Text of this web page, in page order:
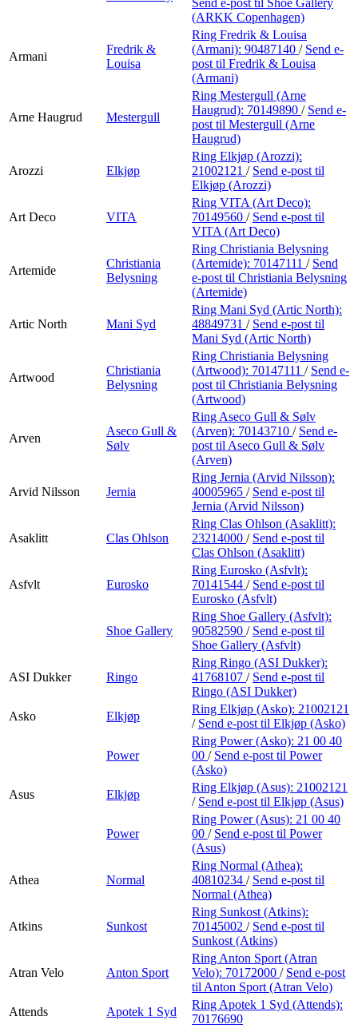
(ARKK Copenhagen)
Armani
Fredrik &
Louisa
Ring Fredrik & Louisa
(Armani): 90487140 / Send e-
post til Fredrik & Louisa
(Armani)
Arne Haugrud Mestergull
Ring Mestergull (Arne
Haugrud): 70149890 / Send e-
post til Mestergull (Arne
Haugrud)
Arozzi Elkjøp
Ring Elkjøp (Arozzi):
21002121 / Send e-post til
Elkjøp (Arozzi)
Art Deco VITA
Ring VITA (Art Deco):
70149560 / Send e-post til
VITA (Art Deco)
Artemide
Christiania
Belysning
Ring Christiania Belysning
(Artemide): 70147111 / Send
e-post til Christiania Belysning
(Artemide)
Artic North Mani Syd
Ring Mani Syd (Artic North):
48849731 / Send e-post til
Mani Syd (Artic North)
Artwood
Christiania
Belysning
Ring Christiania Belysning
(Artwood): 70147111 / Send e-
post til Christiania Belysning
(Artwood)
Arven
Aseco Gull &
Sølv
Ring Aseco Gull & Sølv
(Arven): 70143710 / Send e-
post til Aseco Gull & Sølv
(Arven)
Arvid Nilsson Jernia
Ring Jernia (Arvid Nilsson):
40005965 / Send e-post til
Jernia (Arvid Nilsson)
Asaklitt Clas Ohlson
Ring Clas Ohlson (Asaklitt):
23214000 / Send e-post til
Clas Ohlson (Asaklitt)
Asfvlt Eurosko
Ring Eurosko (Asfvlt):
70141544 / Send e-post til
Eurosko (Asfvlt)
Shoe Gallery
Ring Shoe Gallery (Asfvlt):
90582590 / Send e-post til
Shoe Gallery (Asfvlt)
ASI Dukker Ringo
Ring Ringo (ASI Dukker):
41768107 / Send e-post til
Ringo (ASI Dukker)
Asko
Elkjøp
Ring Elkjøp (Asko): 21002121
/ Send e-post til Elkjøp (Asko)
Power
Ring Power (Asko): 21 00 40
00 / Send e-post til Power
(Asko)
Asus
Elkjøp
Ring Elkjøp (Asus): 21002121
/ Send e-post til Elkjøp (Asus)
Power
Ring Power (Asus): 21 00 40
00 / Send e-post til Power
(Asus)
Athea Normal
Ring Normal (Athea):
40810234 / Send e-post til
Normal (Athea)
Atkins Sunkost
Ring Sunkost (Atkins):
70145002 / Send e-post til
Sunkost (Atkins)
Atran Velo Anton Sport
Ring Anton Sport (Atran
Velo): 70172000 / Send e-post
til Anton Sport (Atran Velo)
Attends
Apotek 1 Syd
Ring Apotek 1 Syd (Attends):
70176690